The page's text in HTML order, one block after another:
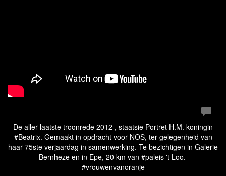
De aller laatste troonrede 2012 , staatsie Portret H.M. koningin
#Beatrix. Gemaakt in opdracht voor NOS, ter gelegenheid van
haar 75ste verjaardag in samenwerking. Te bezichtigen in Galerie
Bernheze en in Epe, 20 km van #paleis 't Loo.
#vrouwenvanoranje